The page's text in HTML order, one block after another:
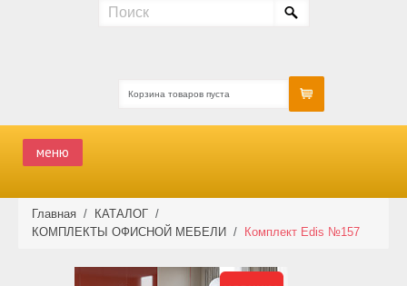
Корзина товаров пуста
меню
КАТАЛОГ
НОВИНКИ
Главная / КАТАЛОГ /
КОМПЛЕКТЫ ОФИСНОЙ МЕБЕЛИ / Комплект Edis №157